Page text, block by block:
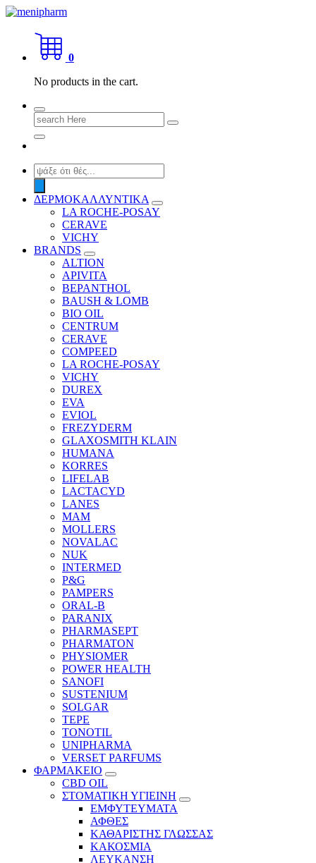
Skip
content
shop 2 easily
0
No products in the cart.
Search
for:
Products
search
ΔΕΡΜΟΚΑΛΛΥΝΤΙΚΑ
LA ROCHE-POSAY
CERAVE
VICHY
BRANDS
ALTION
APIVITA
BEPANTHOL
BAUSH & LOMB
BIO OIL
CENTRUM
CERAVE
COMPEED
LA ROCHE-POSAY
VICHY
DUREX
EVA
EVIOL
FREZYDERM
GLAXOSMITH KLAIN
HUMANA
KORRES
LIFELAB
LACTACYD
LANES
MAM
MOLLERS
NOVALAC
NUK
INTERMED
P&G
PAMPERS
ORAL-B
PARANIX
PHARMASEPT
PHARMATON
PHYSIOMER
POWER HEALTH
SANOFI
SUSTENIUM
SOLGAR
TEPE
TONOTIL
UNIPHARMA
VERSET PARFUMS
ΦΑΡΜΑΚΕΙΟ
CBD OIL
ΣΤΟΜΑΤΙΚΗ ΥΓΙΕΙΝΗ
ΕΜΦΥΤΕΥΜΑΤΑ
ΑΦΘΕΣ
ΚΑΘΑΡΙΣΤΗΣ ΓΛΩΣΣΑΣ
ΚΑΚΟΣΜΙΑ
ΛΕΥΚΑΝΣΗ